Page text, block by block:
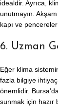
idealdir. Ayrıca,
unutmayın.
kapı ve
6. Uzman
Eğer klima
fazla bilgiye
önemlidir.
sunmak için hazır